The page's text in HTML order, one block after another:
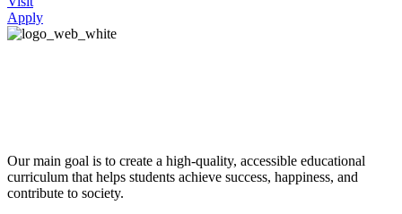
Apply
Our main goal is to create a high-quality, accessible educational
curriculum that helps students achieve success, happiness, and
contribute to society.